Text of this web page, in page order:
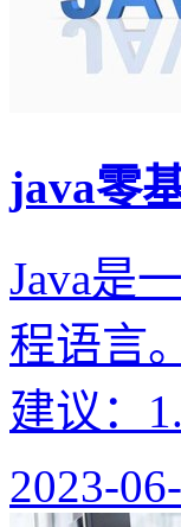
java零
Java是
程语言
建议：
2023-